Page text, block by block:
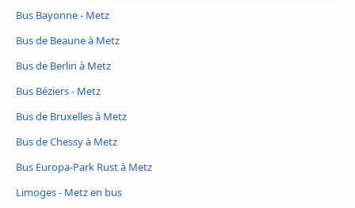
Bus Bayonne - Metz
Bus de Beaune à Metz
Bus de Berlin à Metz
Bus Béziers - Metz
Bus de Bruxelles à Metz
Bus de Chessy à Metz
Bus Europa-Park Rust à Metz
Limoges - Metz en bus